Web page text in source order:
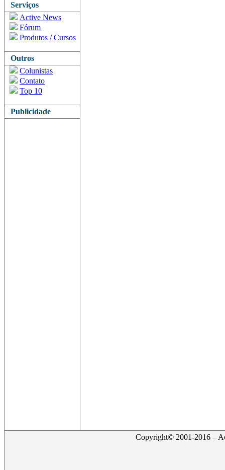
Serviços
Active News
Fórum
Produtos / Cursos
Outros
Colunistas
Contato
Top 10
Publicidade
Copyright© 2001-2016 –